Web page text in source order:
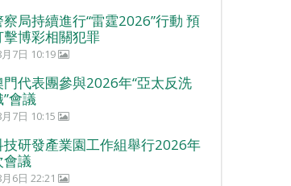
局持續進行“雷霆2026”行動 預
擊博彩相關犯罪
7日 10:19
門代表團參與2026年“亞太反洗
會議
7日 10:15
技研發產業園工作組舉行2026年
會議
6日 22:21